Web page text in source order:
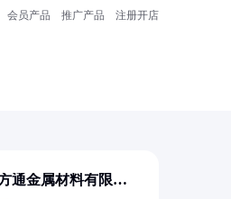
会员产品 推广产品 注册开店
通金属材料有限公